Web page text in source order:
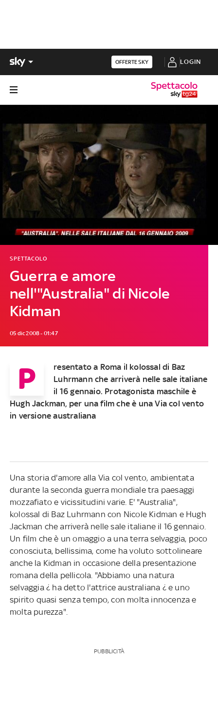
OFFERTE SKY LOGIN
Guerra e amore
nell'"Australia" di Nicole
Kidman
SPETTACOLO
05 dic 2008 - 01:47
P
resentato a Roma il kolossal di Baz
Luhrmann che arriverà nelle sale italiane
il 16 gennaio. Protagonista maschile è
Hugh Jackman, per una film che è una Via col vento
in versione australiana
Una storia d'amore alla Via col vento, ambientata
durante la seconda guerra mondiale tra paesaggi
mozzafiato e vicissitudini varie. E' "Australia",
kolossal di Baz Luhrmann con Nicole Kidman e Hugh
Jackman che arriverà nelle sale italiane il 16 gennaio.
Un film che è un omaggio a una terra selvaggia, poco
conosciuta, bellissima, come ha voluto sottolineare
anche la Kidman in occasione della presentazione
romana della pellicola. "Abbiamo una natura
selvaggia ¿ ha detto l'attrice australiana ¿ e uno
spirito quasi senza tempo, con molta innocenza e
molta purezza".
PUBBLICITÀ